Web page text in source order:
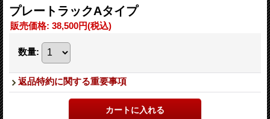
プレートラックAタイプ
販売価格: 38,500円(税込)
数量:
返品特約に関する重要事項